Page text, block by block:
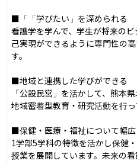
■「「学びたい」を深められる
看護学を学んで、学生が将来の
己実現ができるように専門性の
す。
■地域と連携した学びができる
「公設民営」を活かして、熊本
地域密着型教育・研究活動を行っ
■保健・医療・福祉について幅広
1学部5学科の特徴を活かし保健
授業を展開しています。未来の